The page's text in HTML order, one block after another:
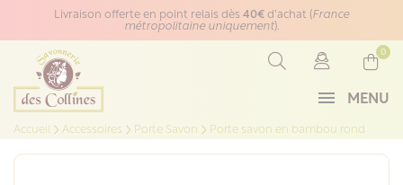
Panneau de gestion des cookies
Livraison offerte en point relais dès 40€ d'achat (France
métropolitaine uniquement).
MENU
0
Accueil Accessoires Porte Savon Porte savon en bambou rond